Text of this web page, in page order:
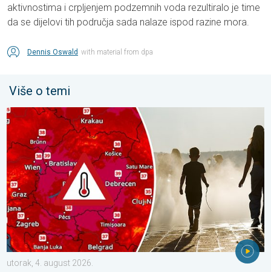
aktivnostima i crpljenjem podzemnih voda rezultiralo je time
da se dijelovi tih područja sada nalaze ispod razine mora.
Dennis Oswald with material from dpa
Više o temi
Ekstremne vrućine u istočnoj Europi. Temperature iznad 40°C.
utorak, 4. august 2026.